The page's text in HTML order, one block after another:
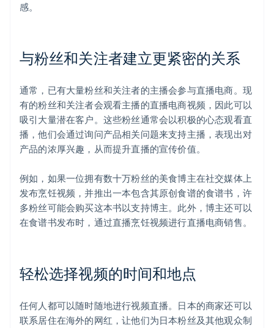
感。
与粉丝和关注者建立更紧密的关系
通常，已有大量粉丝和关注者的主播会参与直播电商。现
有的粉丝和关注者会观看主播的直播电商视频，因此可以
吸引大量潜在客户。这些粉丝通常会以积极的心态观看直
播，他们会通过询问产品相关问题来支持主播，表现出对
产品的浓厚兴趣，从而提升直播的宣传价值。
例如，如果一位拥有数十万粉丝的美食博主在社交媒体上
发布烹饪视频，并推出一本包含其原创食谱的食谱书，许
多粉丝可能会购买这本书以支持博主。此外，博主还可以
在食谱书发布时，通过直播烹饪视频进行直播电商销售。
轻松选择视频的时间和地点
任何人都可以随时随地进行视频直播。日本的商家还可以
联系居住在海外的网红，让他们为日本粉丝及其他观众制